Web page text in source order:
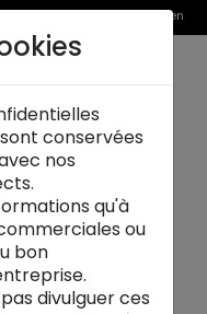
et l’Offre Reprise en
conservées
nos
qu'à
ou
bon
divulguer ces